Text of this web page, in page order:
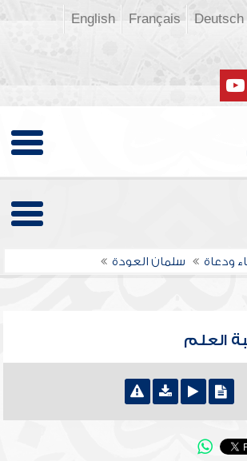
Deutsch
Français
English
ودعاة سلمان العودة
العلم